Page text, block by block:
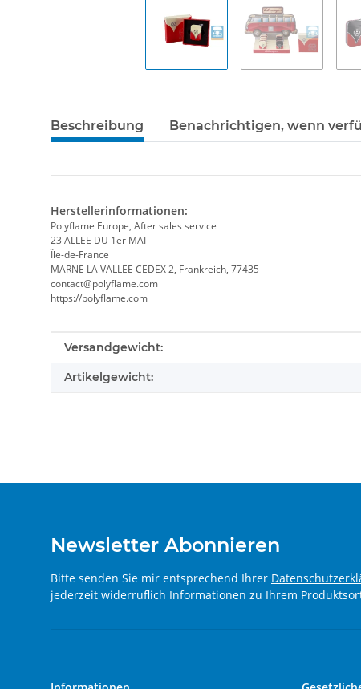
Beschreibung Benachrichtigen, wenn
Herstellerinformationen:
Polyflame Europe, After sales service
23 ALLEE DU 1er MAI
Île-de-France
MARNE LA VALLEE CEDEX 2, Frankreich, 77435
contact@polyflame.com
https://polyflame.com
Produkteigenschaft
Wert
Versandgewicht:
Artikelgewicht:
Newsletter Abonnieren
Bitte senden Sie mir entsprechend Ihrer
jederzeit widerruflich Informationen zu Ihrem